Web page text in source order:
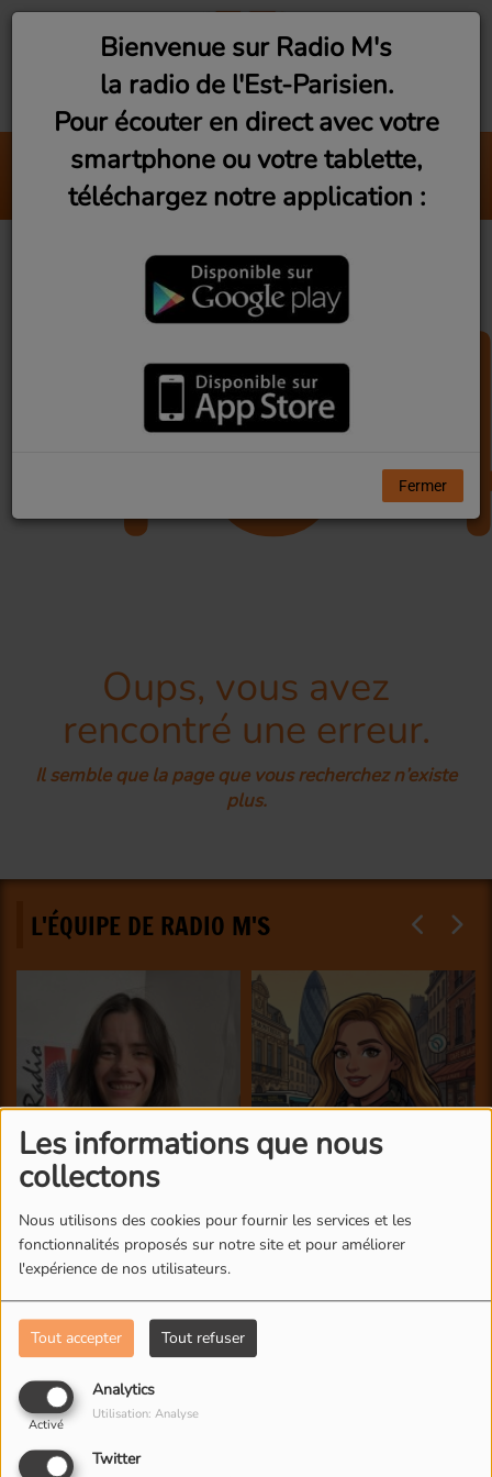
Les informations que nous
collectons
Nous utilisons des cookies pour fournir les services et les
fonctionnalités proposés sur notre site et pour améliorer
l'expérience de nos utilisateurs.
Tout accepter Tout refuser
Analytics
Activé
Utilisation: Analyse
Twitter
Romainville : Riad de
RomainVie
Oups, vous avez
rencontré une erreur.
Il semble que la page que vous recherchez n’existe
plus.
L'ÉQUIPE DE RADIO M'S
Bienvenue sur Radio M's
la radio de l'Est-Parisien.
Pour écouter en direct avec votre
smartphone ou votre tablette,
téléchargez notre application :
Fermer